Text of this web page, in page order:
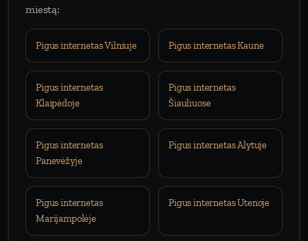
miestą:
Pigus internetas Vilniuje Pigus internetas Kaune
Pigus internetas
Klaipėdoje
Pigus internetas
Šiauliuose
Pigus internetas
Panevėžyje
Pigus internetas Alytuje
Pigus internetas
Marijampolėje
Pigus internetas Utenoje